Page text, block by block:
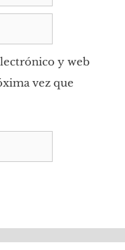
y web
vez que